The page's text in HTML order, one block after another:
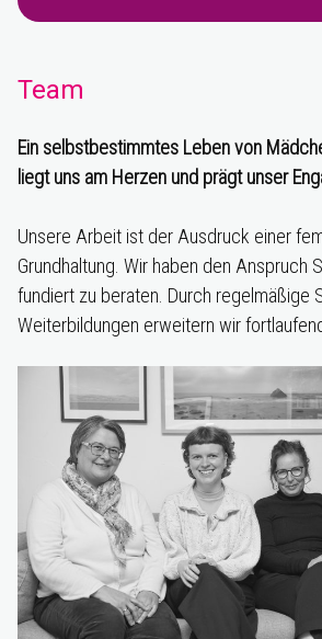
Team
Ein selbstbestimmtes Leben von
liegt uns am Herzen und prägt unser
Unsere Arbeit ist der Ausdruck einer
Grundhaltung. Wir haben den Anspruch
fundiert zu beraten. Durch regelmäßige
Weiterbildungen erweitern wir